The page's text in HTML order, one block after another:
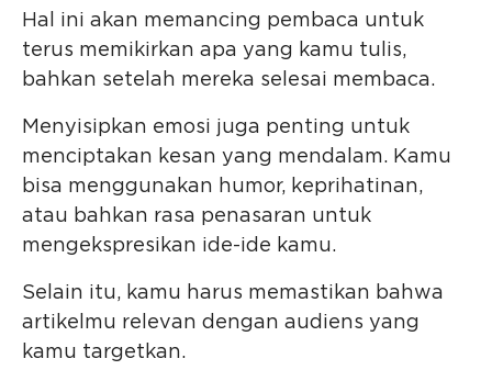
Hal ini akan memancing pembaca untuk
terus memikirkan apa yang kamu tulis,
bahkan setelah mereka selesai membaca.
Menyisipkan emosi juga penting untuk
menciptakan kesan yang mendalam. Kamu
bisa menggunakan humor, keprihatinan,
atau bahkan rasa penasaran untuk
mengekspresikan ide-ide kamu.
Selain itu, kamu harus memastikan bahwa
artikelmu relevan dengan audiens yang
kamu targetkan.